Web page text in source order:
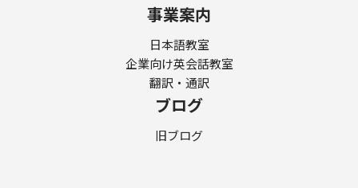
事業案内
日本語教室
企業向け英会話教室
翻訳・通訳
ブログ
旧ブログ